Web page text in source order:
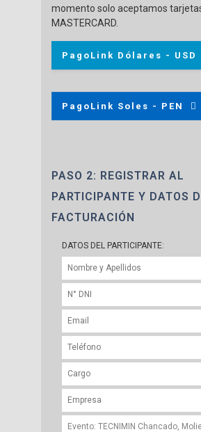
momento solo aceptamos
MASTERCARD.
PagoLink Dólares - USD
PagoLink Soles - PEN
PASO 2: REGISTRAR AL
PARTICIPANTE Y DATOS
FACTURACIÓN
DATOS DEL PARTICIPANTE: